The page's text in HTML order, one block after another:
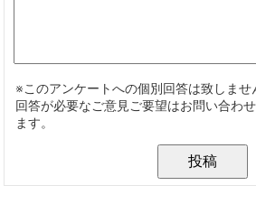
※このアンケートへの個別回答は致しませ
回答が必要なご意見ご要望はお問い合わ
ます。